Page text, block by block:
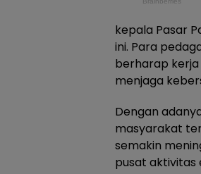
kepala Pasar
ini. Para
berharap
menjaga
Dengan
masyarakat
semakin
pusat aktivitas